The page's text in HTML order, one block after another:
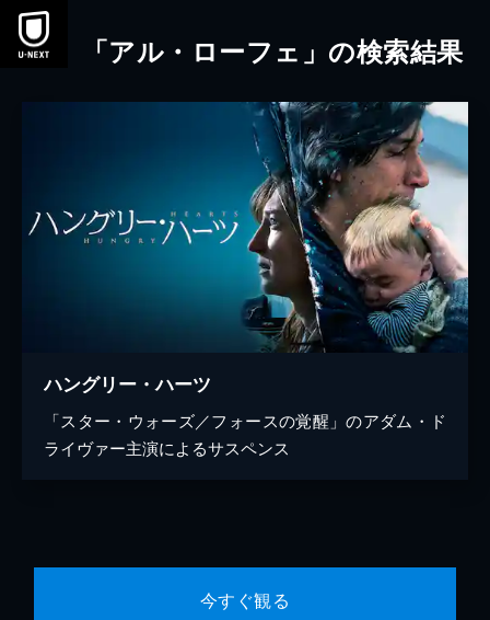
本文へスキップ
「アル・ローフェ」の検索結果
ハングリー・ハーツ
「スター・ウォーズ／フォースの覚醒」のアダム・ド
ライヴァー主演によるサスペンス
今すぐ観る